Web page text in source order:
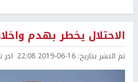
الاحتلال يخطر بهدم
تم النشر بتاريخ: 2019-06-16 22:08